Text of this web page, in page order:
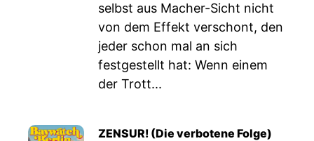
selbst aus Macher-Sicht nicht
von dem Effekt verschont, den
jeder schon mal an sich
festgestellt hat: Wenn einem
der Trott...
ZENSUR! (Die verbotene Folge)